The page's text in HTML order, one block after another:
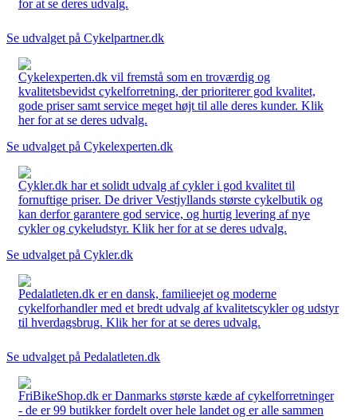
for at se deres udvalg.
Se udvalget på Cykelpartner.dk
Cykelexperten.dk vil fremstå som en troværdig og
kvalitetsbevidst cykelforretning, der prioriterer god kvalitet,
gode priser samt service meget højt til alle deres kunder. Klik
her for at se deres udvalg.
Se udvalget på Cykelexperten.dk
Cykler.dk har et solidt udvalg af cykler i god kvalitet til
fornuftige priser. De driver Vestjyllands største cykelbutik og
kan derfor garantere god service, og hurtig levering af nye
cykler og cykeludstyr. Klik her for at se deres udvalg.
Se udvalget på Cykler.dk
Pedalatleten.dk er en dansk, familieejet og moderne
cykelforhandler med et bredt udvalg af kvalitetscykler og udstyr
til hverdagsbrug. Klik her for at se deres udvalg.
Se udvalget på Pedalatleten.dk
FriBikeShop.dk er Danmarks største kæde af cykelforretninger
- de er 99 butikker fordelt over hele landet og er alle sammen